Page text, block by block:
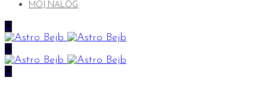
MOJ NALOG
0
0
0